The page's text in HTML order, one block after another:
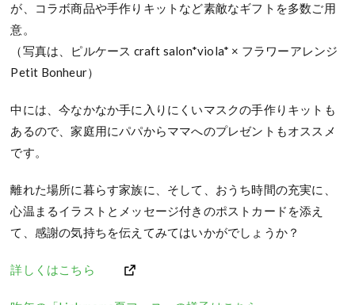
が、コラボ商品や手作りキットなど素敵なギフトを多数ご用
意。
（写真は、ピルケース craft salon*viola* × フラワーアレンジ
Petit Bonheur）
中には、今なかなか手に入りにくいマスクの手作りキットも
あるので、家庭用にパパからママへのプレゼントもオススメ
です。
離れた場所に暮らす家族に、そして、おうち時間の充実に、
心温まるイラストとメッセージ付きのポストカードを添え
て、感謝の気持ちを伝えてみてはいかがでしょうか？
詳しくはこちら